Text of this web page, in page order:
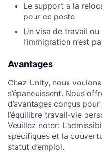
Le support à la
pour ce poste
Un visa de travail ou
l’immigration n’est
Avantages
Chez Unity, nous
s’épanouissent. Nous
d’avantages conçus
l’équilibre travail-vie
Veuillez noter:
spécifiques et la
statut d’emploi.